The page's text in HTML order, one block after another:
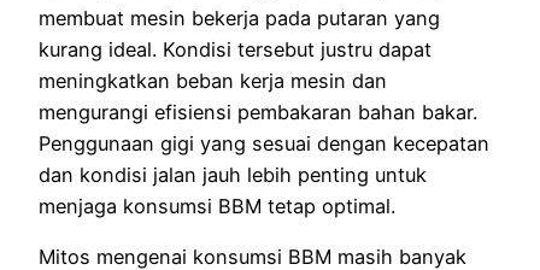
membuat mesin bekerja pada putaran yang
kurang ideal. Kondisi tersebut justru dapat
meningkatkan beban kerja mesin dan
mengurangi efisiensi pembakaran bahan bakar.
Penggunaan gigi yang sesuai dengan kecepatan
dan kondisi jalan jauh lebih penting untuk
menjaga konsumsi BBM tetap optimal.
Mitos mengenai konsumsi BBM masih banyak